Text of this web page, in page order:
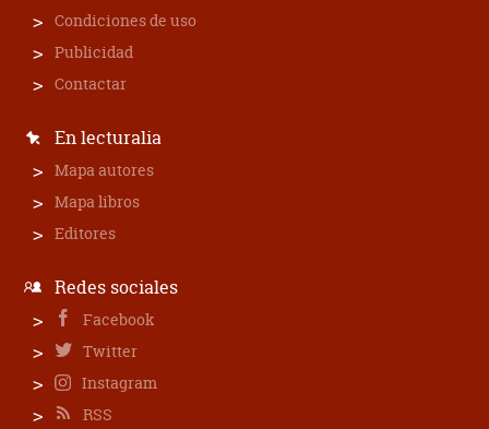
Condiciones de uso
Publicidad
Contactar
En lecturalia
Mapa autores
Mapa libros
Editores
Redes sociales
Facebook
Twitter
Instagram
RSS